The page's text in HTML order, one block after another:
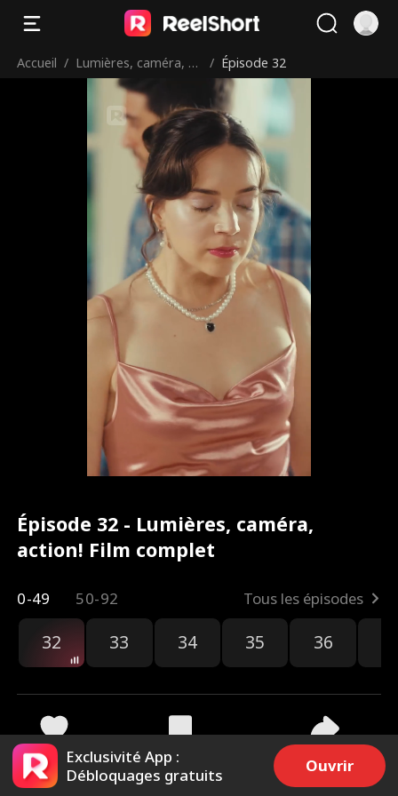
Accueil / Lumières, caméra, ac
/ Épisode 32
Épisode 32 - Lumières, caméra,
action! Film complet
0-49 50-92 Tous les épisodes
32 33 34 35 36
2.5k 77.8k Partager
Exclusivité App :
Débloquages gratuits
Ouvrir